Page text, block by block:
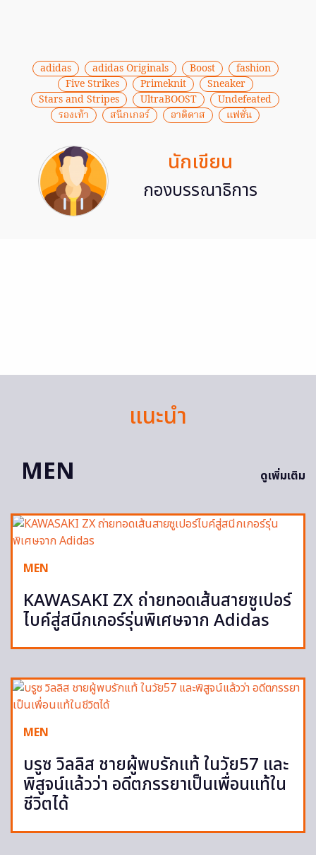
adidas adidas Originals Boost
fashion
Five Strikes
Primeknit
Sneaker
Stars and Stripes
UltraBOOST
Undefeated
รองเท้า
สนีกเกอร์ อาดิดาส แฟชั่น
นักเขียน
กองบรรณาธิการ
แนะนำ
MEN
ดูเพิ่มเติม
MEN
KAWASAKI ZX ถ่ายทอดเส้นสายซูเปอร์
ไบค์สู่สนีกเกอร์รุ่นพิเศษจาก Adidas
MEN
บรูซ วิลลิส ชายผู้พบรักแท้ ในวัย57 และ
พิสูจน์แล้วว่า อดีตภรรยาเป็นเพื่อนแท้ใน
ชีวิตได้